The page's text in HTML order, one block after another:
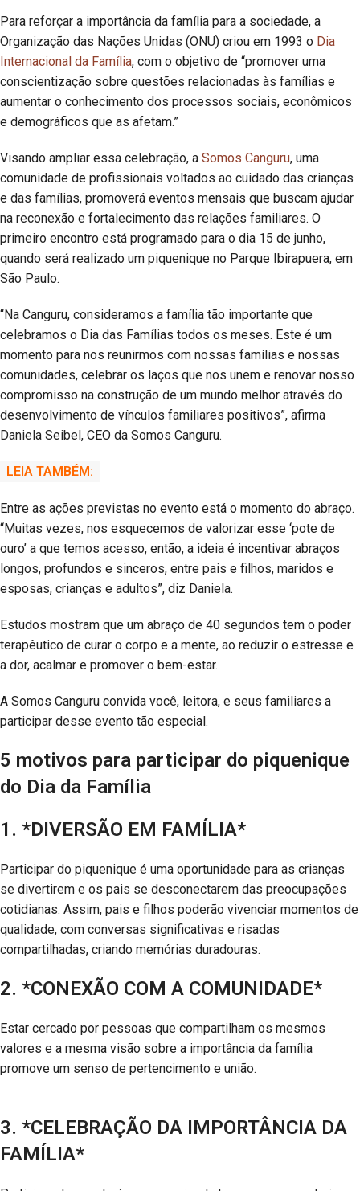
Para reforçar a importância da família para a sociedade, a
Organização das Nações Unidas (ONU) criou em 1993 o Dia
Internacional da Família, com o objetivo de “promover uma
conscientização sobre questões relacionadas às famílias e
aumentar o conhecimento dos processos sociais, econômicos
e demográficos que as afetam.”
Visando ampliar essa celebração, a Somos Canguru, uma
comunidade de profissionais voltados ao cuidado das crianças
e das famílias, promoverá eventos mensais que buscam ajudar
na reconexão e fortalecimento das relações familiares. O
primeiro encontro está programado para o dia 15 de junho,
quando será realizado um piquenique no Parque Ibirapuera, em
São Paulo.
“Na Canguru, consideramos a família tão importante que
celebramos o Dia das Famílias todos os meses. Este é um
momento para nos reunirmos com nossas famílias e nossas
comunidades, celebrar os laços que nos unem e renovar nosso
compromisso na construção de um mundo melhor através do
desenvolvimento de vínculos familiares positivos”, afirma
Daniela Seibel, CEO da Somos Canguru.
LEIA TAMBÉM:
Entre as ações previstas no evento está o momento do abraço.
“Muitas vezes, nos esquecemos de valorizar esse ‘pote de
ouro’ a que temos acesso, então, a ideia é incentivar abraços
longos, profundos e sinceros, entre pais e filhos, maridos e
esposas, crianças e adultos”, diz Daniela.
Estudos mostram que um abraço de 40 segundos tem o poder
terapêutico de curar o corpo e a mente, ao reduzir o estresse e
a dor, acalmar e promover o bem-estar.
A Somos Canguru convida você, leitora, e seus familiares a
participar desse evento tão especial.
5 motivos para participar do piquenique
do Dia da Família
1. *DIVERSÃO EM FAMÍLIA*
Participar do piquenique é uma oportunidade para as crianças
se divertirem e os pais se desconectarem das preocupações
cotidianas. Assim, pais e filhos poderão vivenciar momentos de
qualidade, com conversas significativas e risadas
compartilhadas, criando memórias duradouras.
2. *CONEXÃO COM A COMUNIDADE*
Estar cercado por pessoas que compartilham os mesmos
valores e a mesma visão sobre a importância da família
promove um senso de pertencimento e união.
3. *CELEBRAÇÃO DA IMPORTÂNCIA DA
FAMÍLIA*